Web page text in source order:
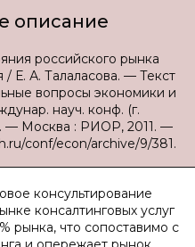
описание
российского рынка
/ Е. А. Талаласова. — Текст
вопросы экономики и
науч. конф. (г.
— Москва : РИОР, 2011. —
conf/econ/archive/9/381.
консультирование
консалтинговых услуг
рынка, что сопоставимо с